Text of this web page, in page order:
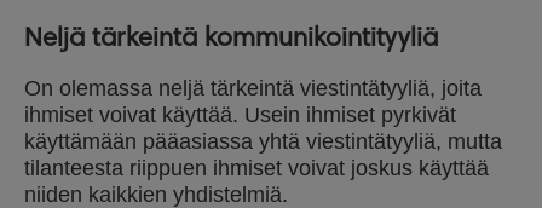
Neljä tärkeintä kommunikointityyliä
On olemassa neljä tärkeintä viestintätyyliä, joita
ihmiset voivat käyttää. Usein ihmiset pyrkivät
käyttämään pääasiassa yhtä viestintätyyliä, mutta
tilanteesta riippuen ihmiset voivat joskus käyttää
niiden kaikkien yhdistelmiä.